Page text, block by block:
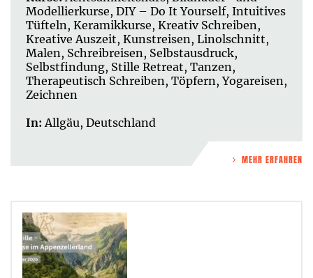
Modellierkurse, DIY – Do It Yourself, Intuitives
Tüfteln, Keramikkurse, Kreativ Schreiben,
Kreative Auszeit, Kunstreisen, Linolschnitt,
Malen, Schreibreisen, Selbstausdruck,
Selbstfindung, Stille Retreat, Tanzen,
Therapeutisch Schreiben, Töpfern,Yogareisen,
Zeichnen
In: Allgäu, Deutschland
MEHR ERFAHREN